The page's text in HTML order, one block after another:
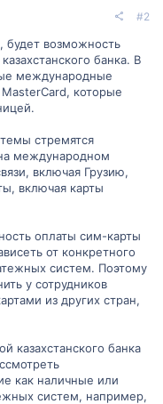
#2
будет возможность
банка. В
международные
которые
стремятся
международном
включая Грузию,
включая карты
оплаты сим-карты
от конкретного
систем. Поэтому
у сотрудников
из других стран,
казахстанского банка
как наличные или
систем, например,